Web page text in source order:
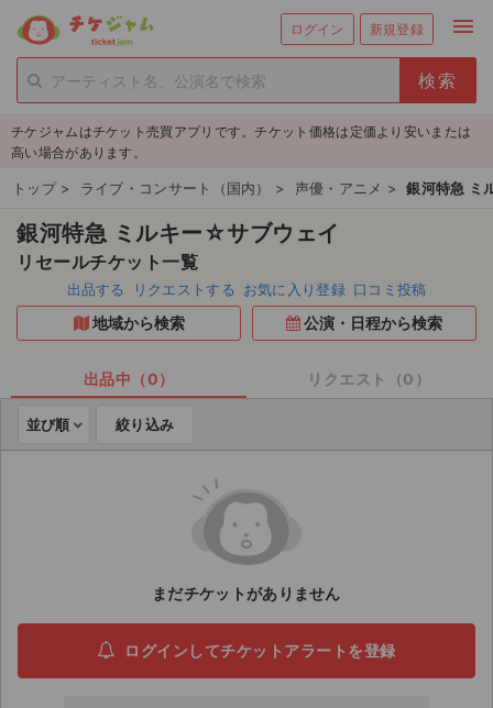
ログイン 新規登録 menu
person_add 新規会員登録
チケットを探す
新着チケット
値下げしたチケット
都道府県からチケットを探す
もうすぐ開催のチケット
チケットのリクエスト一覧
取扱チケット
ライブ・コンサート（国内）
ライブ・コンサート（海外）
スポーツ
演劇・ミュージカル
チケジャムはチケット売買アプリです。チケット価格は定価より安いまたは
高い場合があります。
トップ > ライブ・コンサート（国内） > 声優・アニメ > 銀河特急 ミ
銀河特急 ミルキー☆サブウェイ
リセールチケット一覧
出品する リクエストする お気に入り登録 口コミ投稿
地域から検索 公演・日程から検索
出品中（0） リクエスト（0）
並び順 絞り込み
まだチケットがありません
ログインしてチケットアラートを登録